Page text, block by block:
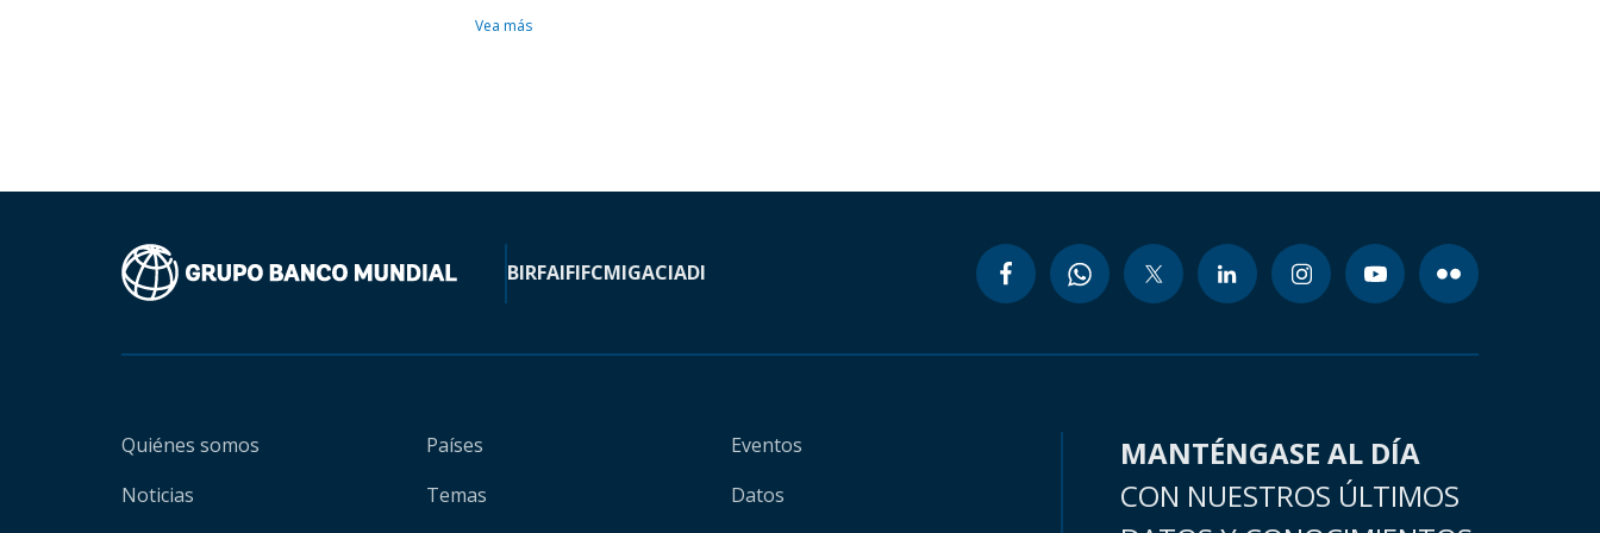
Vea más
BIRFAIFIFCMIGACIADI
Quiénes somos
Noticias
Países
Temas
Eventos
Datos
MANTÉNGASE AL DÍA
CON NUESTROS ÚLTIMOS